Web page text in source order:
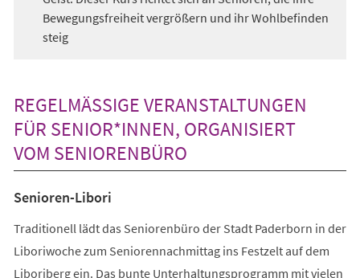
Bewegungsfreiheit vergrößern und ihr Wohlbefinden
steig
REGELMÄSSIGE VERANSTALTUNGEN F
ÜR SENIOR*INNEN, ORGANISIERT V
OM SENIORENBÜRO
Senioren-Libori
Traditionell lädt das Seniorenbüro der Stadt Paderborn in der
Liboriwoche zum Seniorennachmittag ins Festzelt auf dem
Liboriberg ein. Das bunte Unterhaltungsprogramm mit vielen